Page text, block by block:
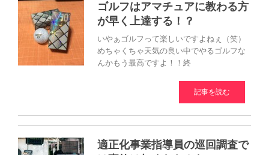
ゴルフはアマチュアに教わる方
が早く上達する！？
いやぁゴルフって楽しいですよねぇ（笑）
めちゃくちゃ天気の良い中でやるゴルフな
んかもう最高ですよ！！終
記事を読む
適正化事業指導員の巡回調査で